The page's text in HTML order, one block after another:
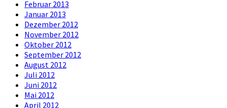
Februar 2013
Januar 2013
Dezember 2012
November 2012
Oktober 2012
September 2012
August 2012
Juli 2012
Juni 2012
Mai 2012
April 2012